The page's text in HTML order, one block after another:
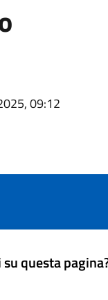
09:12
questa